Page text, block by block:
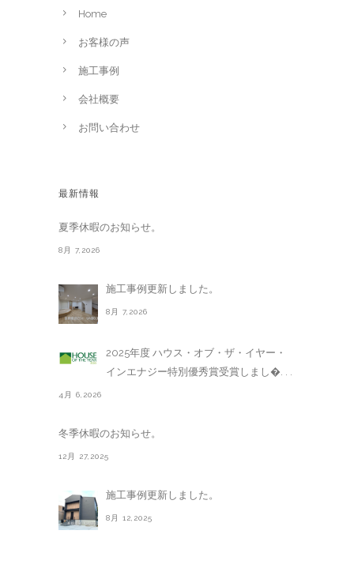
Home
お客様の声
施工事例
会社概要
お問い合わせ
最新情報
夏季休暇のお知らせ。
8月 7,2026
施工事例更新しました。
8月 7,2026
2025年度 ハウス・オブ・ザ・イヤー・
インエナジー特別優秀賞受賞しまし�. . .
4月 6,2026
冬季休暇のお知らせ。
12月 27,2025
施工事例更新しました。
8月 12,2025